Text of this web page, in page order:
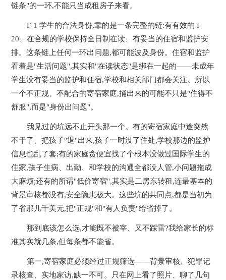
链条"的一环,不能只当成租房子来看。
F-1 学生的合法身份,靠的是一条完整的链:有有效的 I-
20、在合规的学校保持全日制在读、有妥当的住宿和监护安
排。这条链上任何一环出问题,都可能波及身份。住宿和监护
看着是"生活问题",其实和"在读状态"是绑在一起的——未成年
学生没有妥当的监护和住宿,学校和相关部门都会关注。所以
一个不正规、不配合的寄宿家庭,捅出来的可能不只是"住得不
舒服",而是"身份出问题"。
我见过的坑远不止开头那一个。有的寄宿家庭中途突然
不干了、把孩子"退"出来,孩子一时没了住处,学校那边的监护
信息也乱了套;有的家庭贪便宜找了个根本没做过国际学生的
住家,孩子生病、出勤、和学校的沟通全都没人管,小问题拖成
大麻烦;还有的所谓"低价寄宿",其实是二房东转租,连最基本的
背景审核都没有,安全隐患极大。这些坑的共同点,都是当初为
了省那几千美元,把"正规"和"有人负责"给省掉了。
那到底该怎么选,才能既不被宰、又不踩雷?我给家长的标
准其实就几条,但每条都不能省。
第一,寄宿家庭必须经过正规筛选——背景审核、犯罪记
录核查、实地家访,缺一不可。只在网上看了照片、聊了几句